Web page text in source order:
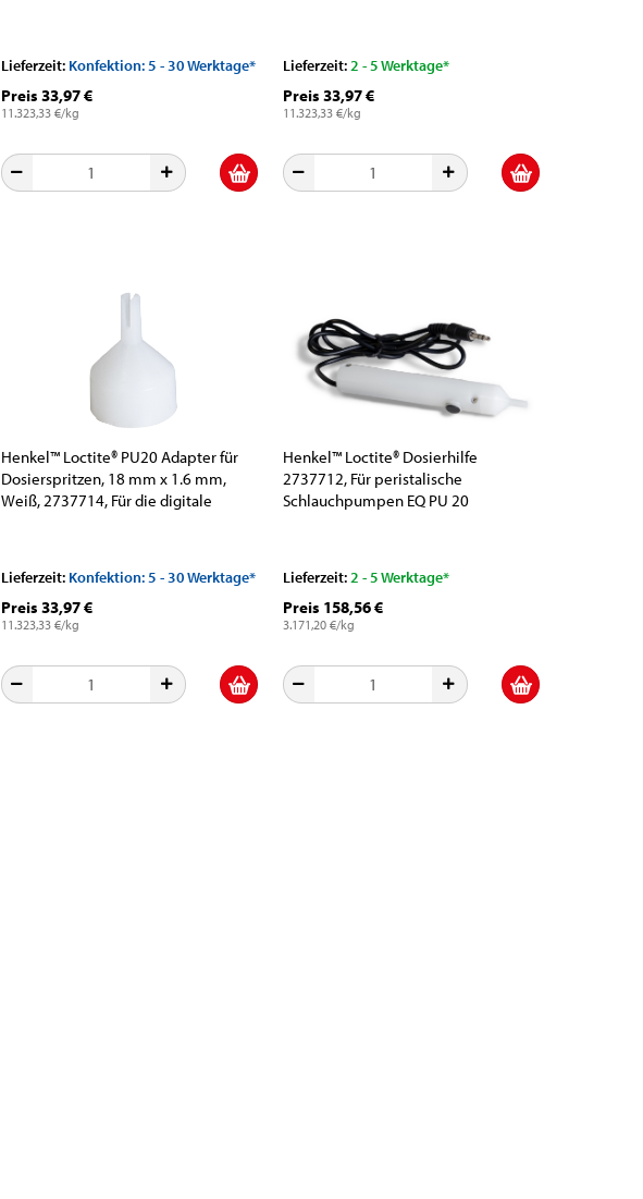
Lieferzeit: Konfektion: 5 - 30 Werktage*
Preis 33,97 €
11.323,33 €/kg
Lieferzeit:2 - 5 Werktage*
Preis 33,97 €
11.323,33 €/kg
Henkel™ Loctite® PU20 Adapter für
Dosierspritzen, 18 mm x 1.6 mm,
Weiß, 2737714, Für die digitale
Lieferzeit: Konfektion: 5 - 30 Werktage*
Preis 33,97 €
11.323,33 €/kg
Henkel™ Loctite® Dosierhilfe
2737712, Für peristalische
Schlauchpumpen EQ PU 20
Lieferzeit:2 - 5 Werktage*
Preis 158,56 €
3.171,20 €/kg